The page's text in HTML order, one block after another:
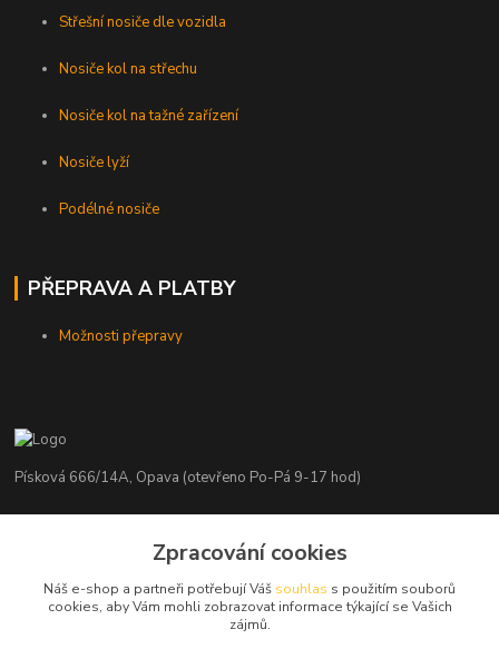
Střešní nosiče dle vozidla
Nosiče kol na střechu
Nosiče kol na tažné zařízení
Nosiče lyží
Podélné nosiče
PŘEPRAVA A PLATBY
Možnosti přepravy
Písková 666/14A, Opava (otevřeno Po-Pá 9-17 hod)
+420 776 839 986
info@nosice.com
Zpracování cookies
Náš e-shop a partneři potřebují Váš souhlas s použitím souborů
cookies, aby Vám mohli zobrazovat informace týkající se Vašich
zájmů.